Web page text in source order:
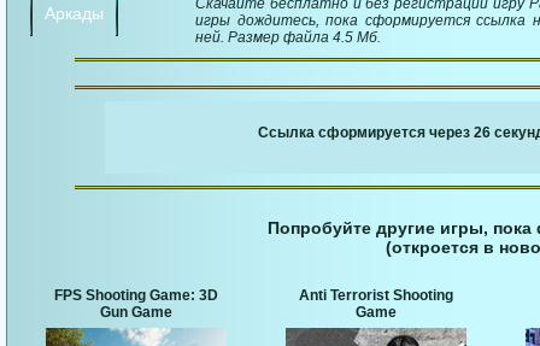
Аркады
Скачайте бесплатно и без регистрации игру
игры дождитесь, пока сформируется ссылка
ней. Размер файла 4.5 Мб.
Ссылка сформируется через 25
Попробуйте другие игры,
(откроется в
FPS Shooting Game: 3D
Gun Game
Anti Terrorist Shooting
Game